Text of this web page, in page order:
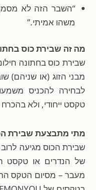
“השבר הזה לא
משהו אמיתי.”
מה זה שבירת כוס
שבירת כוס בחתונה
מבני הזוג (או שניהם)
לבחירה להכניס
טקסט ייחודי, ולא
מתי מתבצעת שבירת
שבירת הכוס מגיעה
של הנדרים או טקסט
מעבר – מסיום הטקס